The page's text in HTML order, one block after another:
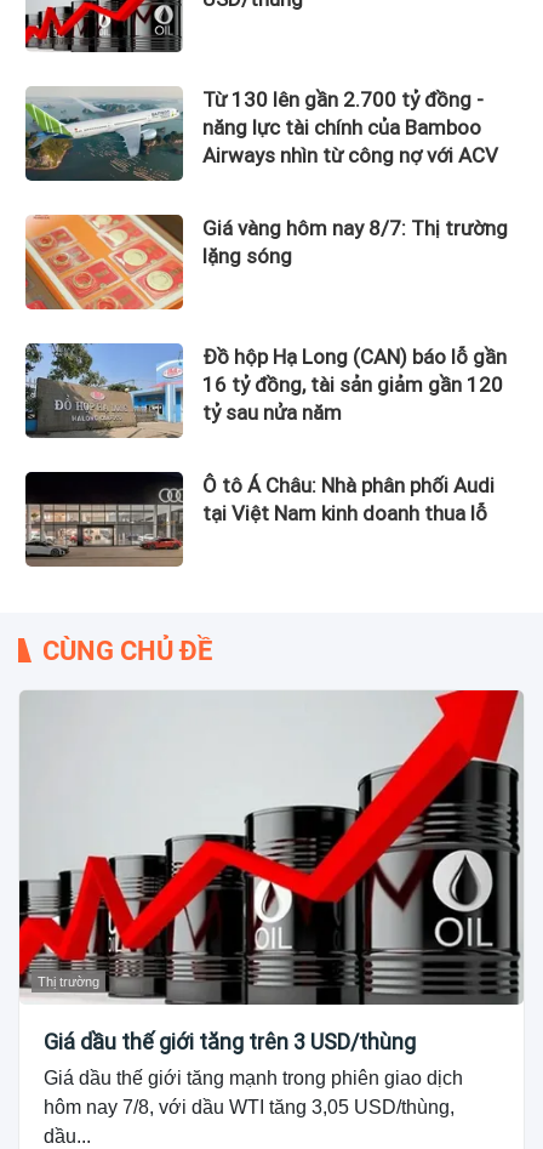
Từ 130 lên gần 2.700 tỷ đồng -
năng lực tài chính của Bamboo
Airways nhìn từ công nợ với ACV
Giá vàng hôm nay 8/7: Thị trường
lặng sóng
Đồ hộp Hạ Long (CAN) báo lỗ gần
16 tỷ đồng, tài sản giảm gần 120
tỷ sau nửa năm
Ô tô Á Châu: Nhà phân phối Audi
tại Việt Nam kinh doanh thua lỗ
CÙNG CHỦ ĐỀ
Thị trường
Giá dầu thế giới tăng trên 3 USD/thùng
Giá dầu thế giới tăng mạnh trong phiên giao dịch
hôm nay 7/8, với dầu WTI tăng 3,05 USD/thùng,
dầu...